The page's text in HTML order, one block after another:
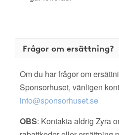
Frågor om ersättning?
Om du har frågor om
Sponsorhuset, vänligen
info@sponsorhuset.se
OBS: Kontakta aldrig Zyra